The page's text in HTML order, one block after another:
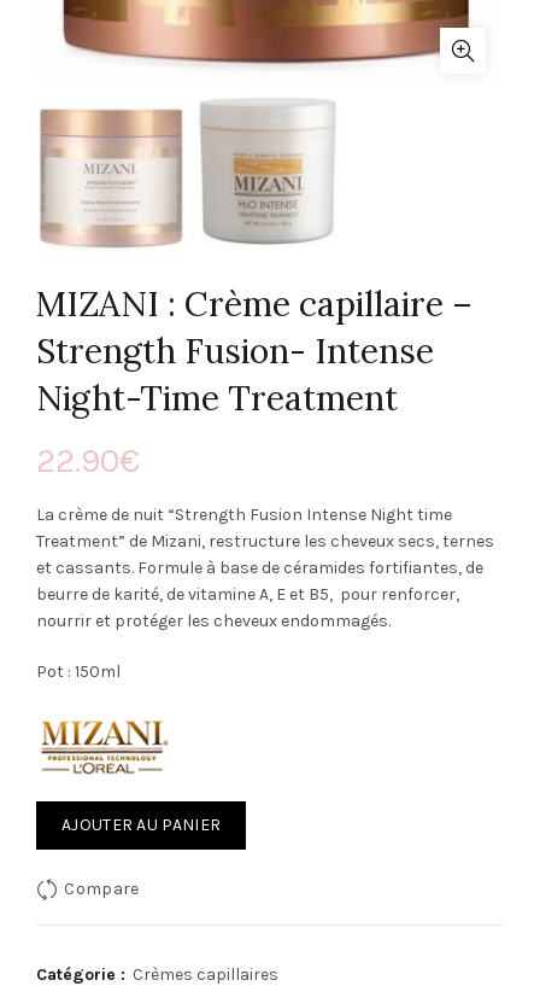
MIZANI : Crème capillaire –
Strength Fusion- Intense
Night-Time Treatment
22.90€
La crème de nuit “Strength Fusion Intense Night time
Treatment” de Mizani, restructure les cheveux secs, ternes
et cassants. Formule à base de céramides fortifiantes, de
beurre de karité, de vitamine A, E et B5, pour renforcer,
nourrir et protéger les cheveux endommagés.
Pot : 150ml
AJOUTER AU PANIER
Compare
Catégorie : Crèmes capillaires